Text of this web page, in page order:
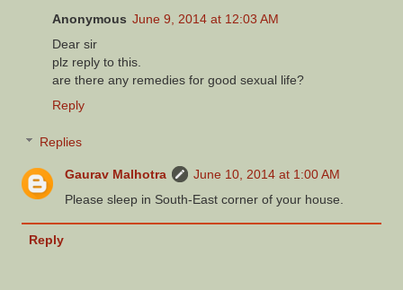
Anonymous June 9, 2014 at 12:03 AM
Dear sir
plz reply to this.
are there any remedies for good sexual life?
Reply
Replies
Gaurav Malhotra
June 10, 2014 at 1:00 AM
Please sleep in South-East corner of your house.
Reply